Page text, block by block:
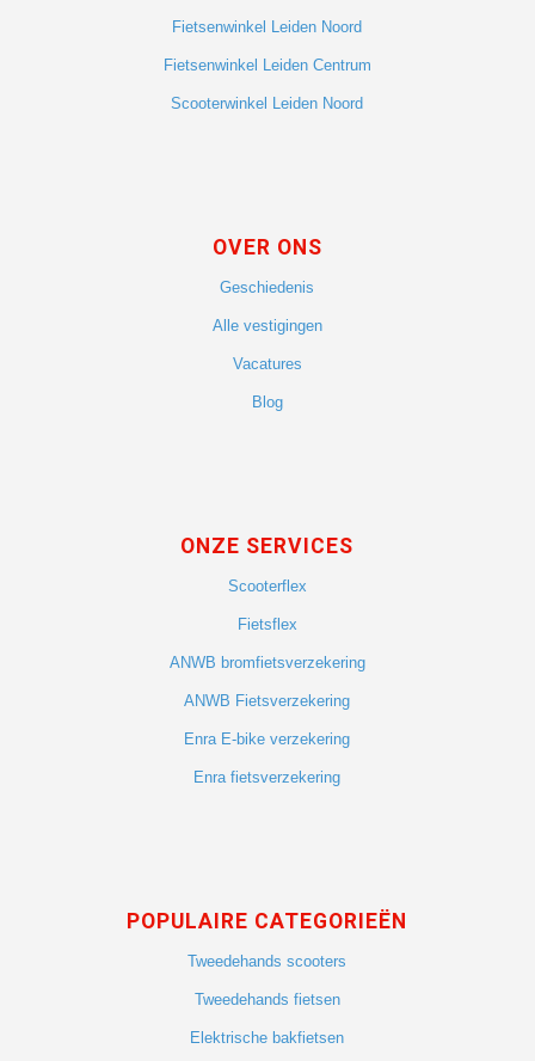
Fietsenwinkel Leiden Noord
Fietsenwinkel Leiden Centrum
Scooterwinkel Leiden Noord
OVER ONS
Geschiedenis
Alle vestigingen
Vacatures
Blog
ONZE SERVICES
Scooterflex
Fietsflex
ANWB bromfietsverzekering
ANWB Fietsverzekering
Enra E-bike verzekering
Enra fietsverzekering
POPULAIRE CATEGORIEËN
Tweedehands scooters
Tweedehands fietsen
Elektrische bakfietsen